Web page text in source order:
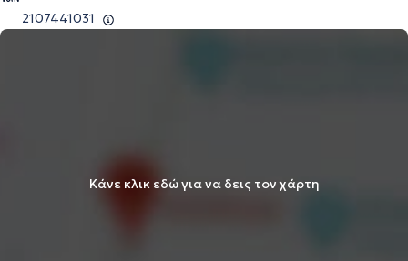
2107441031
Κάνε κλικ εδώ για να δεις τον χάρτη